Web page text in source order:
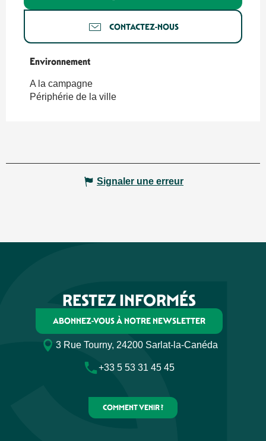
CONTACTEZ-NOUS
Environnement
Environnement
A la campagne
Périphérie de la ville
Signaler une erreur
RESTEZ INFORMÉS
ABONNEZ-VOUS À NOTRE NEWSLETTER
3 Rue Tourny, 24200 Sarlat-la-Canéda
+33 5 53 31 45 45
COMMENT VENIR ?